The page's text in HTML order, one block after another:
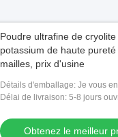
Poudre ultrafine de cryolite
potassium de haute
mailles, prix d'usine
Détails d'emballage: Je vous
Délai de livraison: 5-8 jours
Obtenez le meilleur